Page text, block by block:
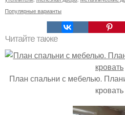
Популярные варианты
Читайте также
План спальни с мебелью.
кровать